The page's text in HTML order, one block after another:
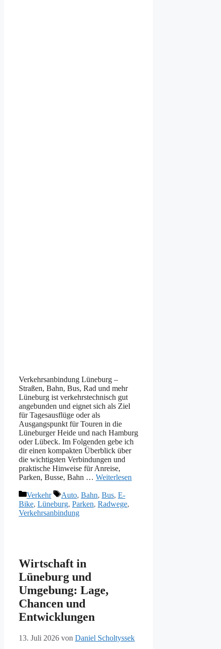
Verkehrsanbindung Lüneburg –
Straßen, Bahn, Bus, Rad und mehr
Lüneburg ist verkehrstechnisch gut
angebunden und eignet sich als Ziel
für Tagesausflüge oder als
Ausgangspunkt für Touren in die
Lüneburger Heide und nach Hamburg
oder Lübeck. Im Folgenden gebe ich
dir einen kompakten Überblick über
die wichtigsten Verbindungen und
praktische Hinweise für Anreise,
Parken, Busse, Bahn … Weiterlesen
Kategorien
Verkehr Schlagwörter
Auto, Bahn, Bus, E-
Bike, Lüneburg, Parken, Radwege,
Verkehrsanbindung
Wirtschaft in
Lüneburg und
Umgebung: Lage,
Chancen und
Entwicklungen
13. Juli 2026 von Daniel Scholtyssek